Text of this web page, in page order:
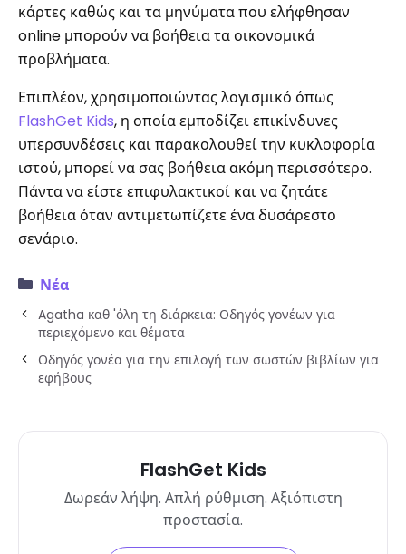
κάρτες καθώς και τα μηνύματα που ελήφθησαν
online μπορούν να βοήθεια τα οικονομικά
προβλήματα.
Επιπλέον, χρησιμοποιώντας λογισμικό όπως
FlashGet Kids, η οποία εμποδίζει επικίνδυνες
υπερσυνδέσεις και παρακολουθεί την κυκλοφορία
ιστού, μπορεί να σας βοήθεια ακόμη περισσότερο.
Πάντα να είστε επιφυλακτικοί και να ζητάτε
βοήθεια όταν αντιμετωπίζετε ένα δυσάρεστο
σενάριο.
Νέα
Agatha καθ 'όλη τη διάρκεια: Οδηγός γονέων για
περιεχόμενο και θέματα
Οδηγός γονέα για την επιλογή των σωστών βιβλίων για
εφήβους
FlashGet Kids
Δωρεάν λήψη. Απλή ρύθμιση. Αξιόπιστη
προστασία.